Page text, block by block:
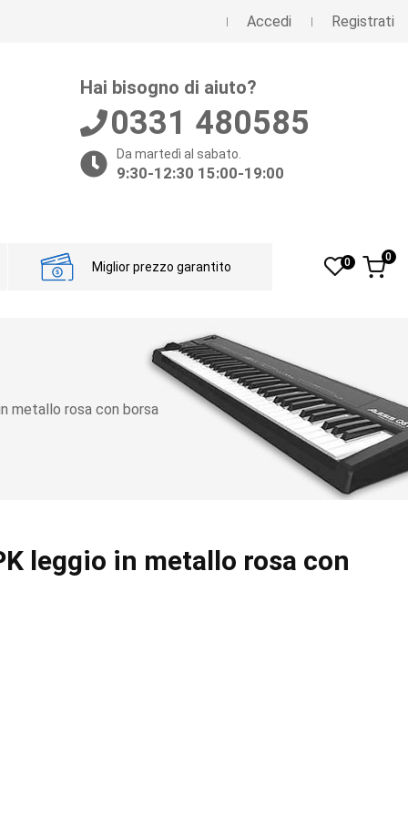
Accedi Registrati
Hai bisogno di aiuto?
0331 480585
Da martedì al sabato.
9:30-12:30 15:00-19:00
Miglior prezzo garantito 0 0
metallo rosa con borsa
leggio in metallo rosa con